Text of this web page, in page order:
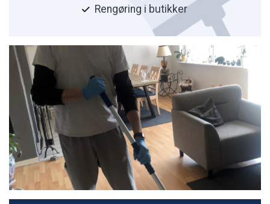
Rengøring i butikker